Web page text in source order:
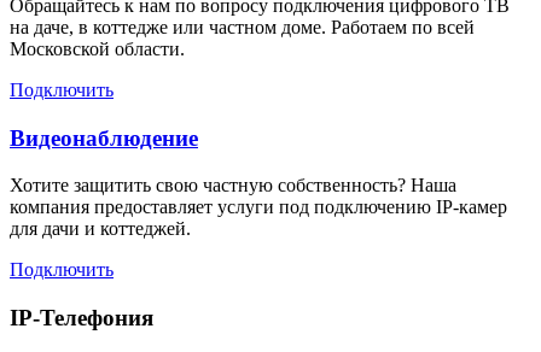
Обращайтесь к нам по вопросу подключения цифрового ТВ
на даче, в коттедже или частном доме. Работаем по всей
Московской области.
Подключить
Видеонаблюдение
Хотите защитить свою частную собственность? Наша
компания предоставляет услуги под подключению IP-камер
для дачи и коттеджей.
Подключить
IP-Телефония